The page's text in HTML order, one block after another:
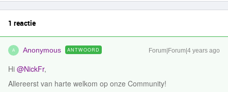
1 reactie
A Anonymous ANTWOORD Forum|Forum|4 years ago
Hi @NickFr,
Allereerst van harte welkom op onze Community!